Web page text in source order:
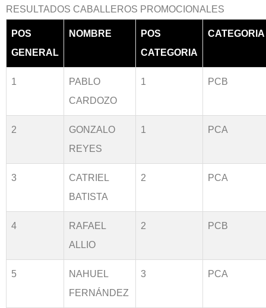
RESULTADOS CABALLEROS PROMOCIONALES
POS
GENERAL
NOMBRE
POS
CATEGORIA
CATEGORIA
1
PABLO
CARDOZO
1 PCB
2
GONZALO
REYES
1 PCA
3
CATRIEL
BATISTA
2 PCA
4
RAFAEL
ALLIO
2 PCB
5
NAHUEL
FERNÁNDEZ
3 PCA